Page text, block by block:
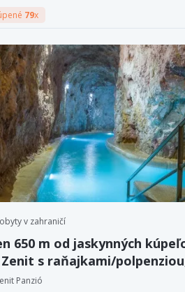
79x
v zahraničí
650 m od jaskynných
Zenit s raňajkami/
a zľavami
Panzió